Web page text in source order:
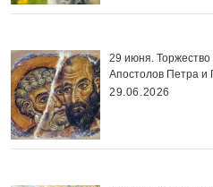
29 июня.
Апостолов Петра и
29.06.2026